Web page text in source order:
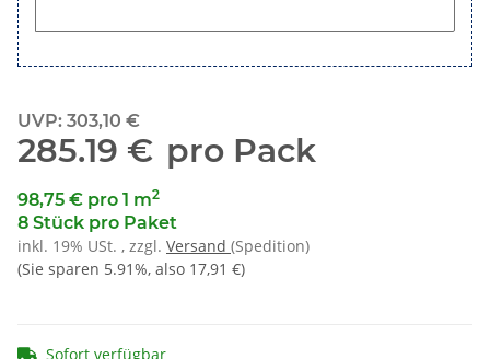
UVP: 303,10 €
285.19 € pro Pack
98,75 € pro 1 m2
8 Stück pro Paket
inkl. 19% USt. , zzgl. Versand (Spedition)
(Sie sparen 5.91%, also 17,91 €)
Sofort verfügbar